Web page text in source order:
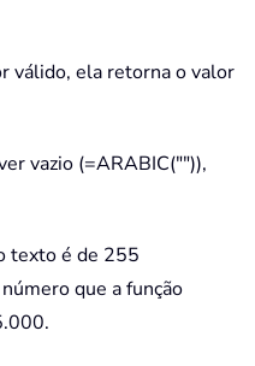
válido, ela retorna o valor
vazio (=ARABIC("")),
texto é de 255
que a função